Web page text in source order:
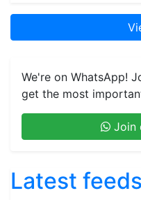
We're on WhatsApp!
get the most
Join
Latest feeds